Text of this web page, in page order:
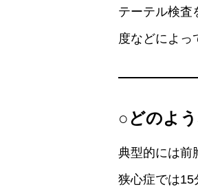
テーテル検査
度などによっ
○どのよ
典型的には前
狭心症では15